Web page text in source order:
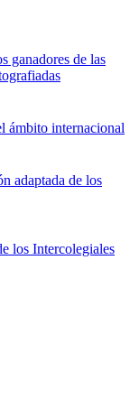
ganadores de las
ámbito internacional
adaptada de los
los Intercolegiales